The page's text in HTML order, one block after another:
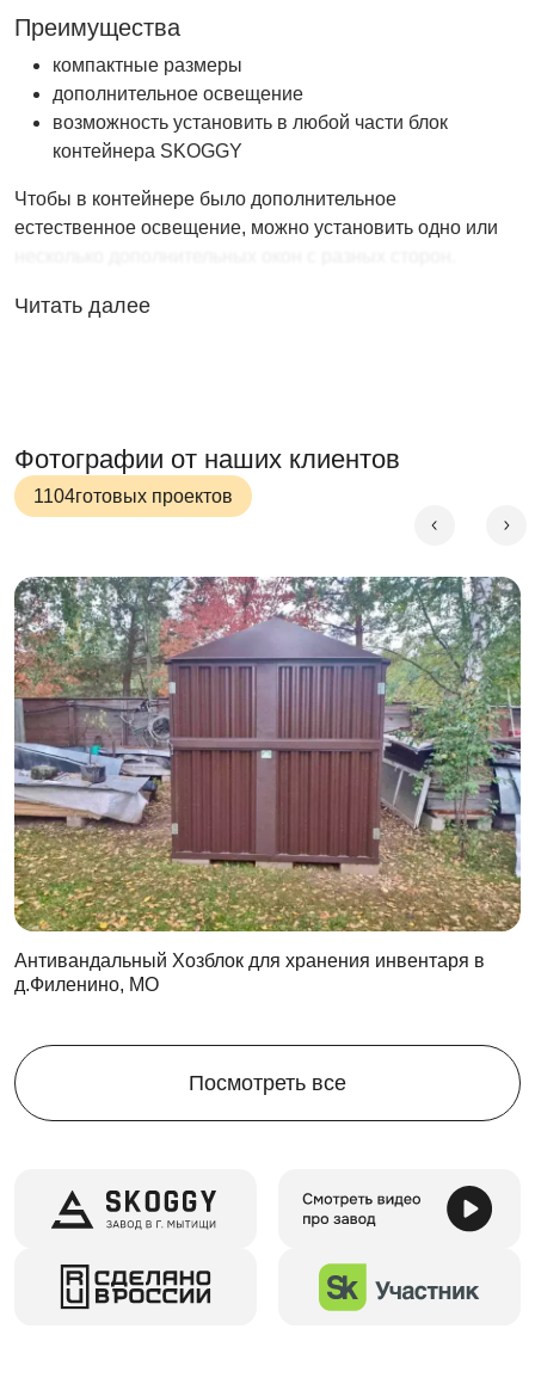
Преимущества
компактные размеры
дополнительное освещение
возможность установить в любой части блок
контейнера SKOGGY
Чтобы в контейнере было дополнительное
естественное освещение, можно установить одно или
Данное окно представлено в размере 30х90 см, мы
Читать далее
Фотографии от наших клиентов
1104готовых проектов
Антивандальный Хозблок для хранения инвентаря в
д.Филенино, МО
Посмотреть все